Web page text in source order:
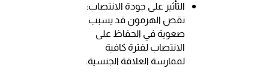
التأثير على جودة الانتصاب:
نقص الهرمون قد يسبب
صعوبة في الحفاظ على
الانتصاب لفترة كافية
لممارسة العلاقة الجنسية.